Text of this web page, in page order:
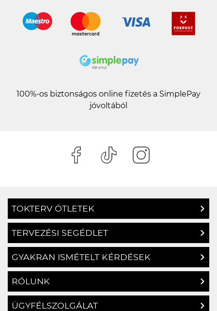
100%-os biztonságos online fizetés a SimplePay
jóvoltából
TOKTERV ÖTLETEK
TERVEZÉSI SEGÉDLET
GYAKRAN ISMÉTELT KÉRDÉSEK
RÓLUNK
ÜGYFÉLSZOLGÁLAT